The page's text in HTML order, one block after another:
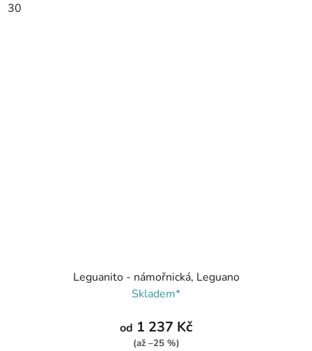
30
Leguanito - námořnická, Leguano
Skladem*
od 1 237 Kč
(až –25 %)